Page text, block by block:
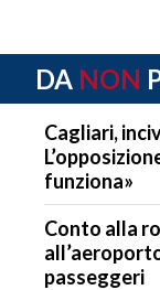
DA NON
Cagliari,
funziona»
Conto alla
passeggeri